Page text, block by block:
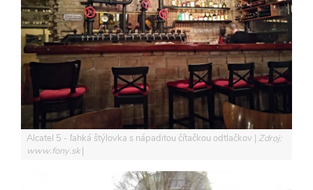
Alcatel 5 - ľahká štýlovka s nápaditou čítačkou odtlačkov Zdroj:
www.fony.sk